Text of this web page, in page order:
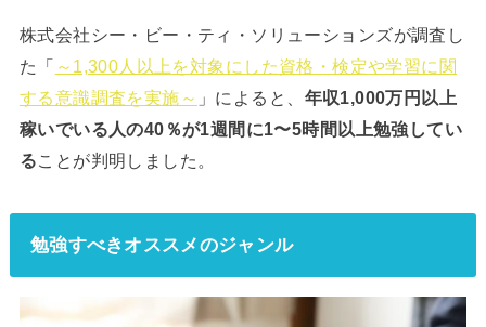
株式会社シー・ビー・ティ・ソリューションズが調査し
た「 ～1,300人以上を対象にした資格・検定や学習に関
する意識調査を実施～ 」によると、 年収1,000万円以上
稼いでいる人の40％が1週間に1〜5時間以上勉強してい
ることが判明しました。
勉強すべきオススメのジャンル